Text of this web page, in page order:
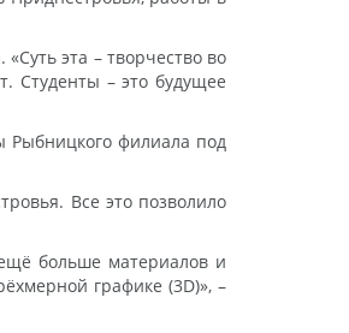
эта – творчество во
Студенты – это будущее
Рыбницкого филиала под
Все это позволило
больше материалов и
графике (3D)», –